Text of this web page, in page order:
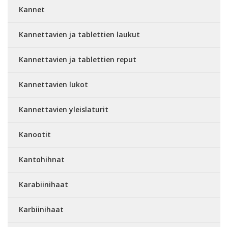
Kannet
Kannettavien ja tablettien laukut
Kannettavien ja tablettien reput
Kannettavien lukot
Kannettavien yleislaturit
Kanootit
Kantohihnat
Karabiinihaat
Karbiinihaat